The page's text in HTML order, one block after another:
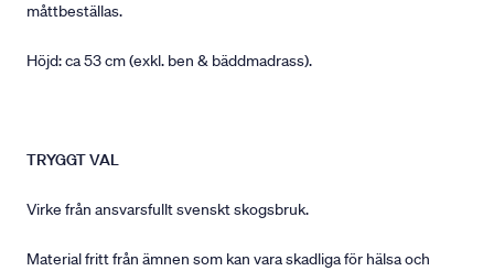
måttbeställas.
Höjd: ca 53 cm (exkl. ben & bäddmadrass).
TRYGGT VAL
Virke från ansvarsfullt svenskt skogsbruk.
Material fritt från ämnen som kan vara skadliga för hälsa och